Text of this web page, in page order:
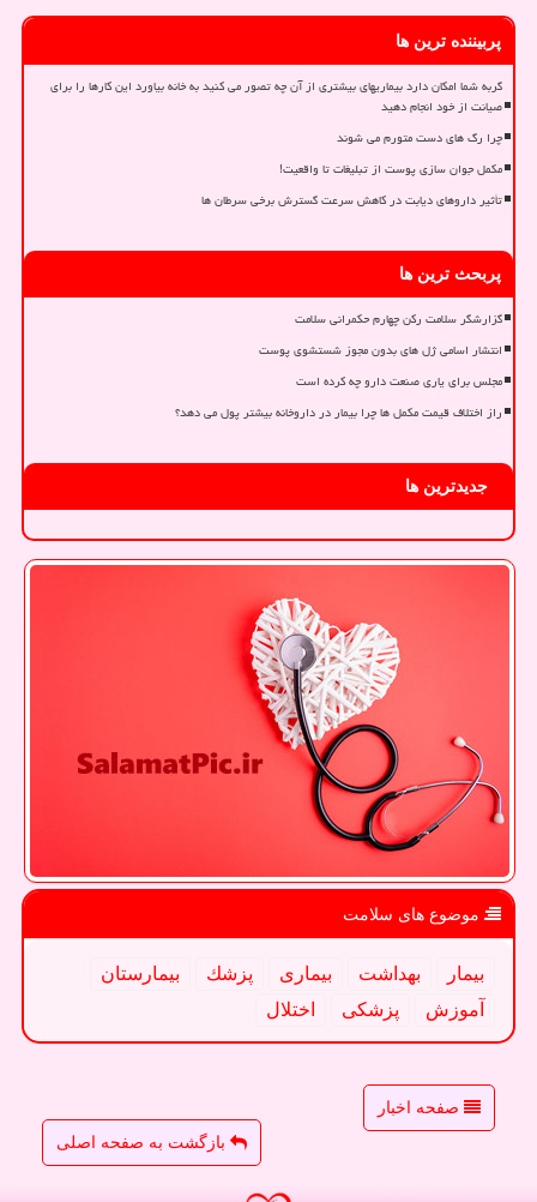
پربیننده ترین ها
گربه شما امکان دارد بیماریهای بیشتری از آن چه تصور می کنید به خانه بیاورد این کارها را برای
صیانت از خود انجام دهید
چرا رگ های دست متورم می شوند
مکمل جوان سازی پوست از تبلیغات تا واقعیت!
تأثیر داروهای دیابت در کاهش سرعت گسترش برخی سرطان ها
پربحث ترین ها
گزارشگر سلامت رکن چهارم حکمرانی سلامت
انتشار اسامی ژل های بدون مجوز شستشوی پوست
مجلس برای یاری صنعت دارو چه کرده است
راز اختلاف قیمت مکمل ها چرا بیمار در داروخانه بیشتر پول می دهد؟
جدیدترین ها
موضوع های سلامت
بیمار بهداشت بیماری پزشك
بیمارستان
آموزش
پزشكی اختلال
صفحه اخبار
بازگشت به صفحه اصلی